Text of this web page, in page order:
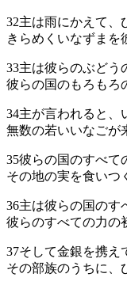
32主は雨にかえて、
きらめくいなずまを
33主は彼らのぶどう
彼らの国のもろもろ
34主が言われると、
無数の若いいなごが
35彼らの国のすべて
その地の実を食いつ
36主は彼らの国のす
彼らのすべての力の
37そして金銀を携え
その部族のうちに、